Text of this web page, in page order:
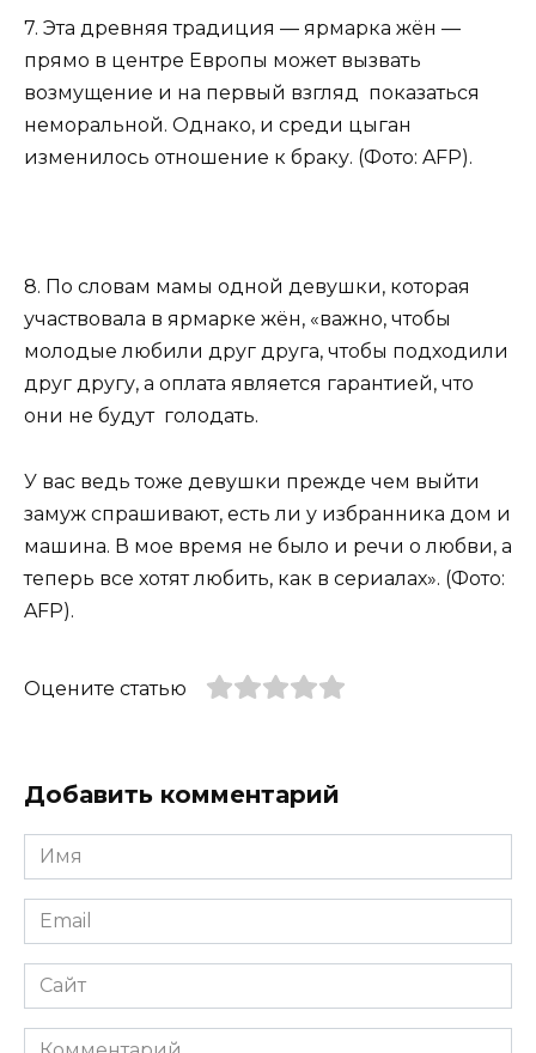
7. Эта древняя традиция — ярмарка жён —
прямо в центре Европы может вызвать
возмущение и на первый взгляд показаться
неморальной. Однако, и среди цыган
изменилось отношение к браку. (Фото: AFP).
8. По словам мамы одной девушки, которая
участвовала в ярмарке жён, «важно, чтобы
молодые любили друг друга, чтобы подходили
друг другу, а оплата является гарантией, что
они не будут голодать.
У вас ведь тоже девушки прежде чем выйти
замуж спрашивают, есть ли у избранника дом и
машина. В мое время не было и речи о любви, а
теперь все хотят любить, как в сериалах». (Фото:
AFP).
Оцените статью
Добавить комментарий
Имя
*
Email
*
Сайт
Комментарий